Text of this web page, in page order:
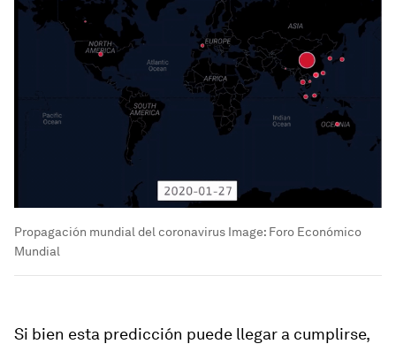
Propagación mundial del coronavirus Image: Foro Económico
Mundial
Si bien esta predicción puede llegar a cumplirse,